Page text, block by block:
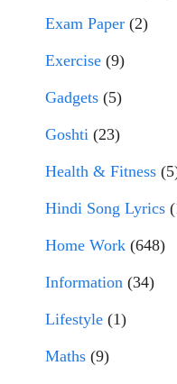
Exam Paper (2)
Exercise (9)
Gadgets (5)
Goshti (23)
Health & Fitness
Hindi Song Lyrics
Home Work (648)
Information (34)
Lifestyle (1)
Maths (9)